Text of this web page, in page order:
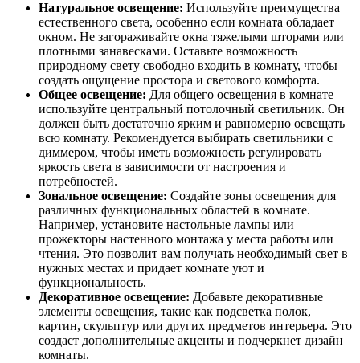
Натуральное освещение: Используйте преимущества
естественного света, особенно если комната обладает
окном. Не загораживайте окна тяжелыми шторами или
плотными занавесками. Оставьте возможность
природному свету свободно входить в комнату, чтобы
создать ощущение простора и светового комфорта.
Общее освещение: Для общего освещения в комнате
используйте центральный потолочный светильник. Он
должен быть достаточно ярким и равномерно освещать
всю комнату. Рекомендуется выбирать светильники с
диммером, чтобы иметь возможность регулировать
яркость света в зависимости от настроения и
потребностей.
Зональное освещение: Создайте зоны освещения для
различных функциональных областей в комнате.
Например, установите настольные лампы или
прожекторы настенного монтажа у места работы или
чтения. Это позволит вам получать необходимый свет в
нужных местах и придает комнате уют и
функциональность.
Декоративное освещение: Добавьте декоративные
элементы освещения, такие как подсветка полок,
картин, скульптур или других предметов интерьера. Это
создаст дополнительные акценты и подчеркнет дизайн
комнаты.